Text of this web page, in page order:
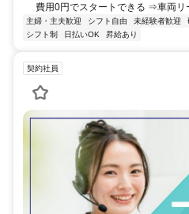
費用0円でスタートできる ⇒車両リ
主婦・主夫歓迎 シフト自由 未経験者歓迎
シフト制
日払いOK 昇給あり
契約社員